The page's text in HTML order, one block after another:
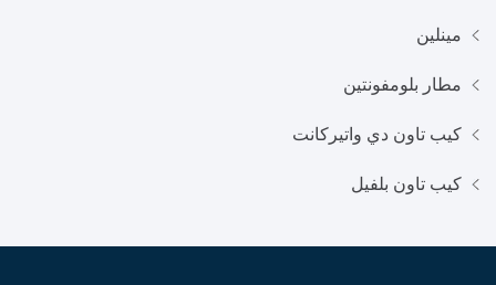
مينلين
مطار بلومفونتين
كيب تاون دي واتيركانت
كيب تاون بلفيل